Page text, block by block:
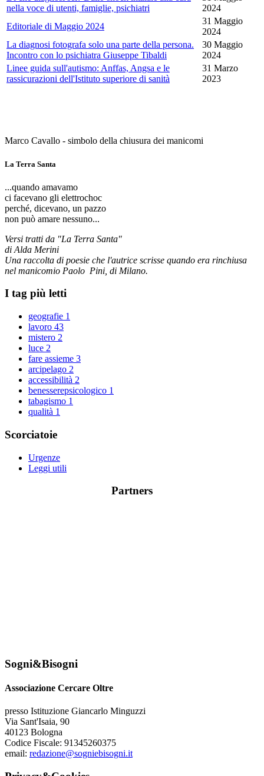
nella voce di utenti, famiglie, psichiatri
2024
Editoriale di Maggio 2024
31 Maggio
2024
La diagnosi fotografa solo una parte della persona.
Incontro con lo psichiatra Giuseppe Tibaldi
30 Maggio
2024
Linee guida sull'autismo: Anffas, Angsa e le
rassicurazioni dell'Istituto superiore di sanità
31 Marzo
2023
Marco Cavallo - simbolo della chiusura dei manicomi
La Terra Santa
...quando amavamo
ci facevano gli elettrochoc
perché, dicevano, un pazzo
non può amare nessuno...
Versi tratti da "La Terra Santa"
di Alda Merini
Una raccolta di poesie che l'autrice scrisse quando era rinchiusa
nel manicomio Paolo Pini, di Milano.
I tag più letti
geografie 1
lavoro 43
mistero 2
luce 2
fare assieme 3
arcipelago 2
accessibilità 2
benesserepsicologico 1
tabagismo 1
qualità 1
Scorciatoie
Urgenze
Leggi utili
Partners
Sogni&Bisogni
Associazione Cercare Oltre
presso Istituzione Giancarlo Minguzzi
Via Sant'Isaia, 90
40123 Bologna
Codice Fiscale: 91345260375
email: redazione@sogniebisogni.it